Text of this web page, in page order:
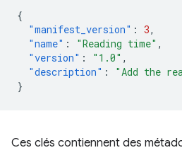
{
"manifest_version" : 3,
"name" : "Reading time" ,
"version" : "1.0" ,
"description" :
"Add the
}
Ces clés contiennent des